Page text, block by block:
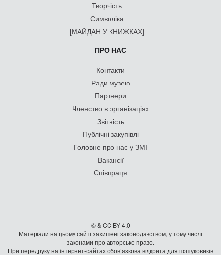
Творчість
Символіка
[МАЙДАН У КНИЖКАХ]
ПРО НАС
Контакти
Ради музею
Партнери
Членство в організаціях
Звітність
Публічні закупівлі
Головне про нас у ЗМІ
Вакансії
Співпраця
© & CC BY 4.0
Матеріали на цьому сайті захищені законодавством, у тому числі
законами про авторське право.
При передруку на iнтернет-сайтах обов’язкова відкрита для пошуковиків